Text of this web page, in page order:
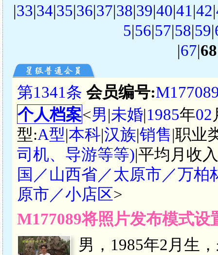
|33|34|35|36|37|38|39|40|41|42|
5|56|57|58|59|
|67|68
第1341条 会员编号:
个人档案<男|未婚|1985年02
型:A型|本科|汉族|销售|职业
司机、导游等等)|平均月收
国／山西省／太原市／万柏
原市／小店区>
M177089将照片发布模式
男，1985年2月生